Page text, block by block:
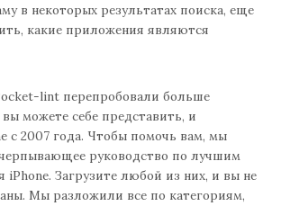
в некоторых результатах поиска, еще
какие приложения являются
lint перепробовали больше
можете себе представить, и
с 2007 года. Чтобы помочь вам, мы
руководство по лучшим
Загрузите любой из них, и вы не
Мы разложили все по категориям,